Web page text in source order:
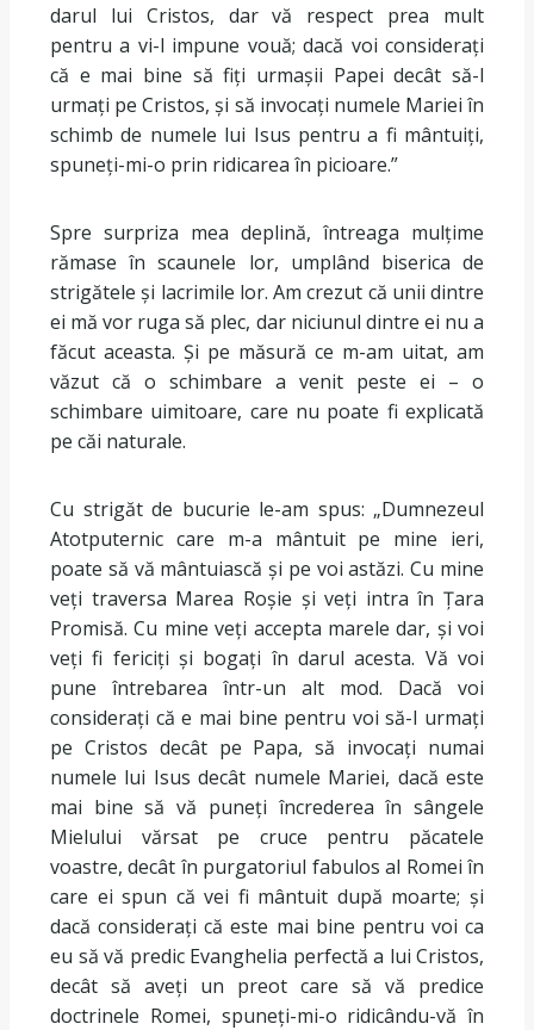
darul lui Cristos, dar vă respect prea mult
pentru a vi-l impune vouă; dacă voi considerați
că e mai bine să fiți urmașii Papei decât să-l
urmați pe Cristos, și să invocați numele Mariei în
schimb de numele lui Isus pentru a fi mântuiți,
spuneți-mi-o prin ridicarea în picioare.”
Spre surpriza mea deplină, întreaga mulțime
rămase în scaunele lor, umplând biserica de
strigătele și lacrimile lor. Am crezut că unii dintre
ei mă vor ruga să plec, dar niciunul dintre ei nu a
făcut aceasta. Și pe măsură ce m-am uitat, am
văzut că o schimbare a venit peste ei – o
schimbare uimitoare, care nu poate fi explicată
pe căi naturale.
Cu strigăt de bucurie le-am spus: „Dumnezeul
Atotputernic care m-a mântuit pe mine ieri,
poate să vă mântuiască și pe voi astăzi. Cu mine
veți traversa Marea Roșie și veți intra în Țara
Promisă. Cu mine veți accepta marele dar, și voi
veți fi fericiți și bogați în darul acesta. Vă voi
pune întrebarea într-un alt mod. Dacă voi
considerați că e mai bine pentru voi să-l urmați
pe Cristos decât pe Papa, să invocați numai
numele lui Isus decât numele Mariei, dacă este
mai bine să vă puneți încrederea în sângele
Mielului vărsat pe cruce pentru păcatele
voastre, decât în purgatoriul fabulos al Romei în
care ei spun că vei fi mântuit după moarte; și
dacă considerați că este mai bine pentru voi ca
eu să vă predic Evanghelia perfectă a lui Cristos,
decât să aveți un preot care să vă predice
doctrinele Romei, spuneți-mi-o ridicându-vă în